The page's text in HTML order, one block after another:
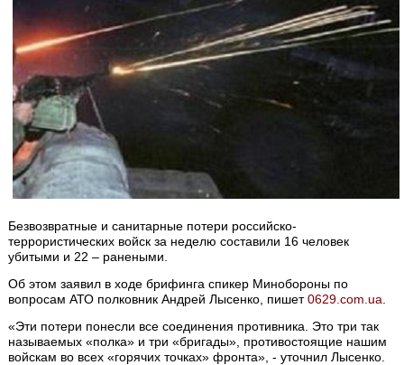
Безвозвратные и санитарные потери российско-
террористических войск за неделю составили 16 человек
убитыми и 22 – ранеными.
Об этом заявил в ходе брифинга спикер Минобороны по
вопросам АТО полковник Андрей Лысенко, пишет0629.com.ua
«Эти потери понесли все соединения противника. Это три так
называемых «полка» и три «бригады», противостоящие нашим
войскам во всех «горячих точках» фронта», - уточнил Лысенко.